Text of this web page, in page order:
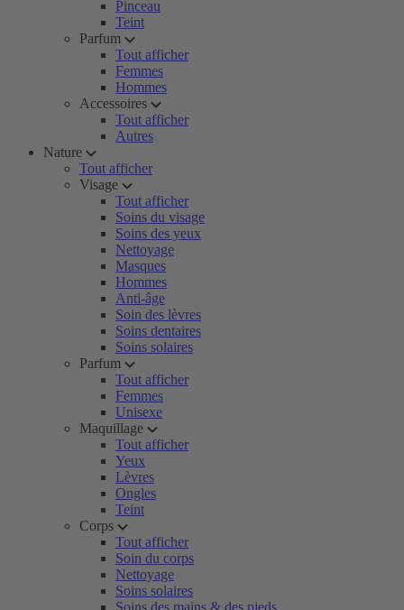
Pinceau
Teint
Parfum
Tout afficher
Femmes
Hommes
Accessoires
Tout afficher
Autres
Nature
Tout afficher
Visage
Tout afficher
Soins du visage
Soins des yeux
Nettoyage
Masques
Hommes
Anti-âge
Soin des lèvres
Soins dentaires
Soins solaires
Parfum
Tout afficher
Femmes
Unisexe
Maquillage
Tout afficher
Yeux
Lèvres
Ongles
Teint
Corps
Tout afficher
Soin du corps
Nettoyage
Soins solaires
Soins des mains & des pieds